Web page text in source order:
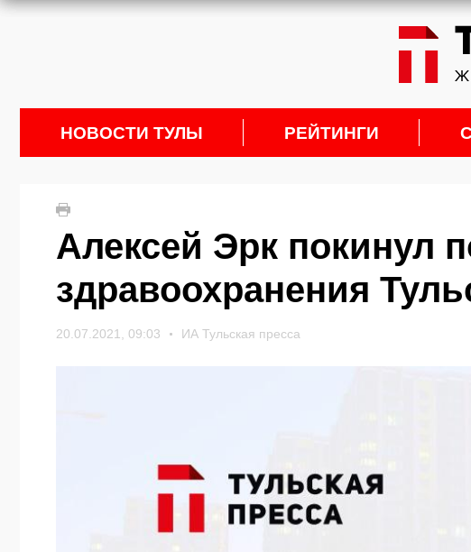
НОВОСТИ ТУЛЫ РЕЙТИНГИ
Алексей Эрк покинул
здравоохранения
20.07.2021, 09:03 ИА Тульская пресса